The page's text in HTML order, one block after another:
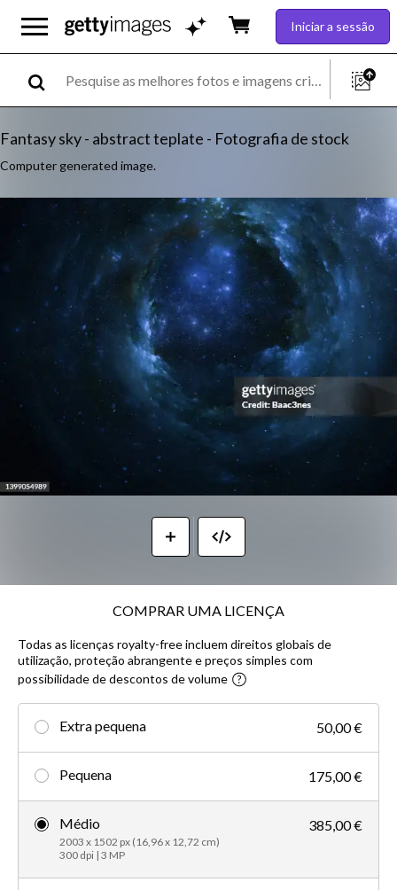
Iniciar a sessão
Fantasy sky - abstract teplate - Fotografia de stock
Computer generated image.
COMPRAR UMA LICENÇA
Todas as licenças royalty-free incluem direitos globais de
utilização, proteção abrangente e preços simples com
possibilidade de descontos de volume
Extra pequena 50,00 €
Pequena 175,00 €
Médio
2003 x 1502 px (16,96 x 12,72 cm)
300 dpi | 3 MP
385,00 €